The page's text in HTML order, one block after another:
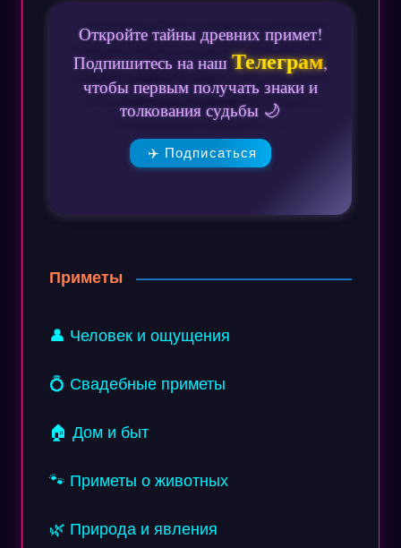
Откройте тайны древних примет!
Подпишитесь на нашТелеграм,
чтобы первым получать знаки и
толкования судьбы 🌙
✈️ Подписаться
Приметы
👤 Человек и ощущения
💍 Свадебные приметы
🏠 Дом и быт
🐾 Приметы о животных
🌿 Природа и явления